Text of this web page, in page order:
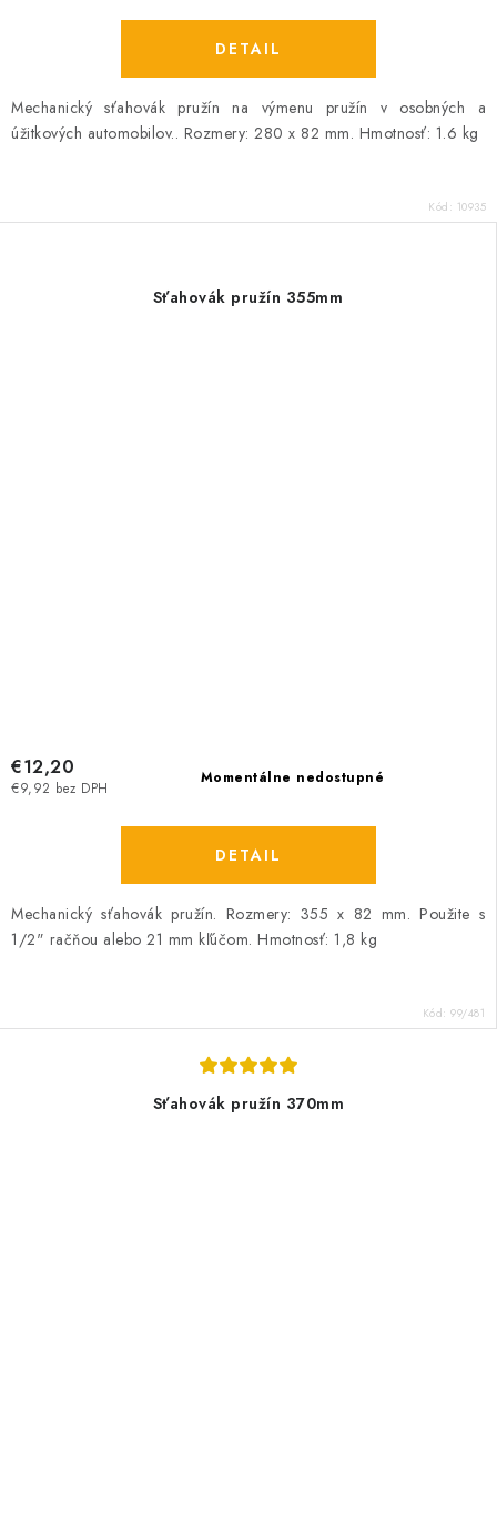
DETAIL
Mechanický sťahovák pružín na výmenu pružín v osobných a
úžitkových automobilov.. Rozmery: 280 x 82 mm. Hmotnosť: 1.6 kg
Kód: 10935
Sťahovák pružín 355mm
Momentálne nedostupné
€9,92 bez DPH
€12,20
DETAIL
Mechanický sťahovák pružín. Rozmery: 355 x 82 mm. Použite s
1/2" račňou alebo 21 mm kľúčom. Hmotnosť: 1,8 kg
Kód: 99/481
Sťahovák pružín 370mm